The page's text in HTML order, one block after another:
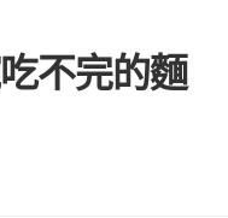
不完的麵